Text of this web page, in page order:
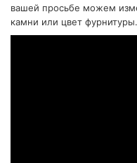
вашей просьбе можем
камни или цвет фурнитуры.